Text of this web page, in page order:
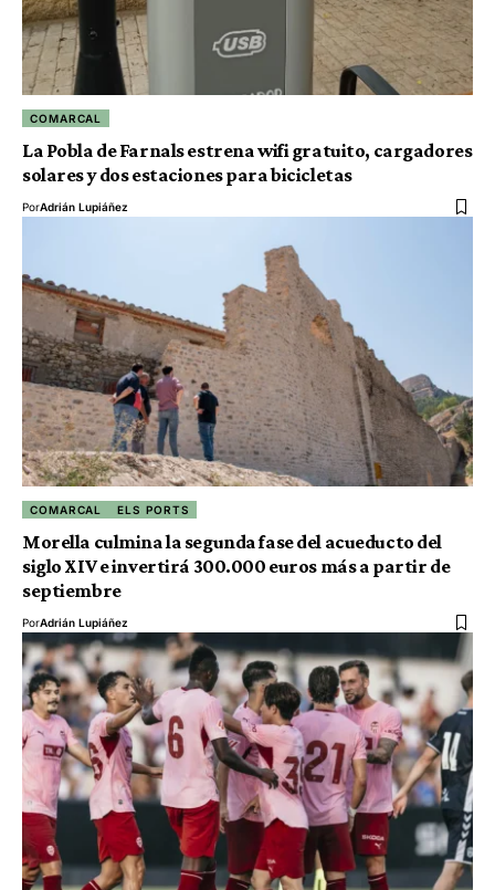
COMARCAL
La Pobla de Farnals estrena wifi gratuito, cargadores
solares y dos estaciones para bicicletas
PorAdrián Lupiáñez
COMARCAL ELS PORTS
Morella culmina la segunda fase del acueducto del
siglo XIV e invertirá 300.000 euros más a partir de
septiembre
PorAdrián Lupiáñez